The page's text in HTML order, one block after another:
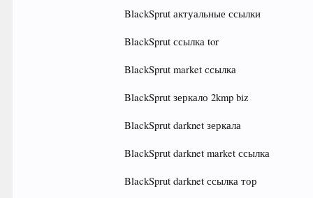
BlackSprut актуальные ссылки
BlackSprut ссылка tor
BlackSprut market ссылка
BlackSprut зеркало 2kmp biz
BlackSprut darknet зеркала
BlackSprut darknet market ссылка
BlackSprut darknet ссылка тор